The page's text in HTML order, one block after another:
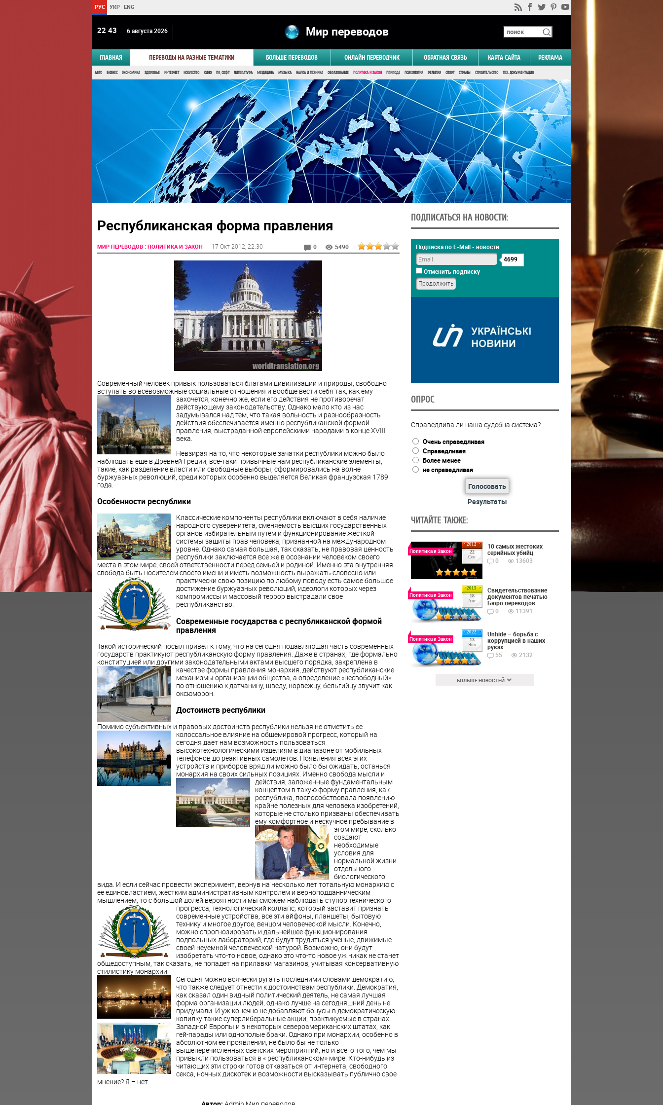
РУС УКР ENG
22:43 6 августа 2026 Мир переводов
ГЛАВНАЯ ПЕРЕВОДЫ НА РАЗНЫЕ ТЕМАТИКИ БОЛЬШЕ ПЕРЕВОДОВ ОНЛАЙН ПЕРЕВОДЧИК ОБРАТНАЯ СВЯЗЬ КАРТА САЙТА РЕКЛАМА
АВТО БИЗНЕС ЭКОНОМИКА ЗДОРОВЬЕ ИНТЕРНЕТ ИСКУССТВО КИНО ПК, СОФТ ЛИТЕРАТУРА МЕДИЦИНА МУЗЫКА НАУКА И ТЕХНИКА ОБРАЗОВАНИЕ ПОЛИТИКА И ЗАКОН ПРИРОДА ПСИХОЛОГИЯ РЕЛИГИЯ СПОРТ СТРАНЫ СТРОИТЕЛЬСТВО ТЕХ. ДОКУМЕНТАЦИЯ
Республиканская форма правления
МИР ПЕРЕВОДОВ: ПОЛИТИКА И ЗАКОН 17 Окт 2012 , 22:30 0 5490
Современный человек привык пользоваться благами цивилизации и природы, свободно
вступать во всевозможные социальные отношения и вообще вести себя так, как ему
захочется, конечно же, если его действия не противоречат
действующему законодательству. Однако мало кто из нас
задумывался над тем, что такая вольность и разнообразность
действия обеспечивается именно республиканской формой
правления, выстраданной европейскими народами в конце XVIII
века.
Невзирая на то, что некоторые зачатки республики можно было
наблюдать еще в Древней Греции, все-таки привычные нам республиканские элементы,
такие, как разделение власти или свободные выборы, сформировались на волне
буржуазных революций, среди которых особенно выделяется Великая французская 1789
года.
Особенности республики
Классические компоненты республики включают в себя наличие
народного суверенитета, сменяемость высших государственных
органов избирательным путем и функционирование жесткой
системы защиты прав человека, признанной на международном
уровне. Однако самая большая, так сказать, не правовая ценность
республики заключается все же в осознании человеком своего
места в этом мире, своей ответственности перед семьей и родиной. Именно эта внутренняя
свобода быть носителем своего имени и иметь возможность выражать словесно или
практически свою позицию по любому поводу есть самое большое
достижение буржуазных революций, идеологи которых через
компромиссы и массовый террор выстрадали свое
республиканство.
Современные государства с республиканской формой
правления
Такой исторический посыл привел к тому, что на сегодня подавляющая часть современных
государств практикуют республиканскую форму правления. Даже в странах, где формально
конституцией или другими законодательными актами высшего порядка, закреплена в
качестве формы правления монархия, действуют республиканские
механизмы организации общества, а определение «несвободный»
по отношению к датчанину, шведу, норвежцу, бельгийцу звучит как
оксюморон.
Достоинств республики
Помимо субъективных и правовых достоинств республики нельзя не отметить ее
колоссальное влияние на общемировой прогресс, который на
сегодня дает нам возможность пользоваться
высокотехнологическими изделиям в диапазоне от мобильных
телефонов до реактивных самолетов. Появления всех этих
устройств и приборов вряд ли можно было бы ожидать, останься
монархия на своих сильных позициях. Именно свобода мысли и
действия, заложенные фундаментальным
концептом в такую форму правления, как
республика, поспособствовала появлению
крайне полезных для человека изобретений,
которые не столько призваны обеспечивать
ему комфортное и нескучное пребывание в
этом мире, сколько
создают
необходимые
условия для
нормальной жизни
отдельного
биологического
вида. И если сейчас провести эксперимент, вернув на несколько лет тотальную монархию с
ее единовластием, жестким административным контролем и верноподданническим
мышлением, то с большой долей вероятности мы сможем наблюдать ступор технического
прогресса, технологический коллапс, который заставит признать
современные устройства, все эти айфоны, планшеты, бытовую
технику и многое другое, венцом человеческой мысли. Конечно,
можно спрогнозировать и дальнейшее функционирования
подпольных лабораторий, где будут трудиться ученые, движимые
своей неуемной человеческой натурой. Возможно, они будут
изобретать что-то новое, однако это что-то новое уж никак не станет
общедоступным, так сказать, не попадет на прилавки магазинов, учитывая консервативную
стилистику монархии.
Сегодня можно всячески ругать последними словами демократию,
что также следует отнести к достоинствам республики. Демократия,
как сказал один видный политический деятель, не самая лучшая
форма организации людей, однако лучше на сегодняшний день не
придумали. И уж конечно не добавляют бонусы в демократическую
копилку такие суперлиберальные акции, практикуемые в странах
Западной Европы и в некоторых североамериканских штатах, как
гей-парады или однополые браки. Однако при монархии, особенно в
абсолютном ее проявлении, не было бы не только
вышеперечисленных светских мероприятий, но и всего того, чем мы
привыкли пользоваться в « республиканском» мире. Кто-нибудь из
читающих эти строки готов отказаться от интернета, свободного
секса, ночных дискотек и возможности высказывать публично свое
мнение? Я – нет.
ПОДПИСАТЬСЯ НА НОВОСТИ:
Подписка по E-Mail - новости
4699
Отменить подписку
ОПРОС
Справедлива ли наша судебна система?
Очень справедливая
Справедливая
Более менее
не справедливая
Голосовать
Результаты
ЧИТАЙТЕ ТАКЖЕ:
2012
22
Сен
Политика и Закон
10 самых жестоких
серийных убийц
0
13603
2015
18
Авг
Политика и Закон
Cвидетельствование
документов печатью
Бюро переводов
0
11391
2022
13
Янв
Политика и Закон
Unhide – борьба с
коррупцией в наших
руках
55
2132
БОЛЬШЕ НОВОСТЕЙ